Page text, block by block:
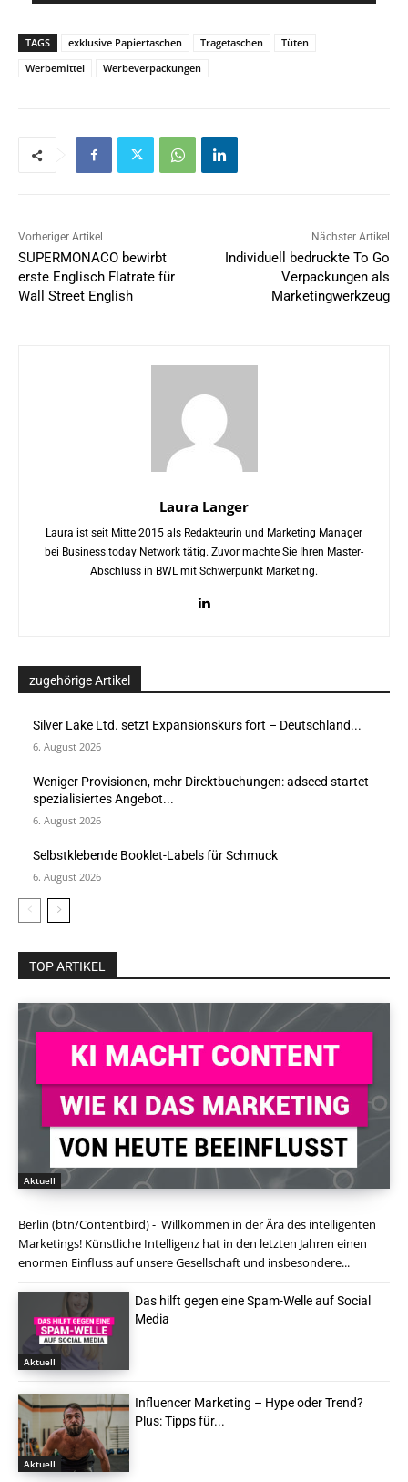
TAGS exklusive Papiertaschen Tragetaschen
Tüten
Werbemittel
Werbeverpackungen
Vorheriger Artikel
SUPERMONACO bewirbt
erste Englisch Flatrate für
Wall Street English
Nächster Artikel
Individuell bedruckte To Go
Verpackungen als
Marketingwerkzeug
Laura Langer
Laura ist seit Mitte 2015 als Redakteurin und Marketing Manager
bei Business.today Network tätig. Zuvor machte Sie Ihren Master-
Abschluss in BWL mit Schwerpunkt Marketing.
zugehörige Artikel
Silver Lake Ltd. setzt Expansionskurs fort – Deutschland...
6. August 2026
Weniger Provisionen, mehr Direktbuchungen: adseed startet
spezialisiertes Angebot...
6. August 2026
Selbstklebende Booklet-Labels für Schmuck
6. August 2026
TOP ARTIKEL
Aktuell
Berlin (btn/Contentbird) - Willkommen in der Ära des intelligenten
Marketings! Künstliche Intelligenz hat in den letzten Jahren einen
enormen Einfluss auf unsere Gesellschaft und insbesondere...
Aktuell
Das hilft gegen eine Spam-Welle auf Social
Media
Aktuell
Influencer Marketing – Hype oder Trend?
Plus: Tipps für...